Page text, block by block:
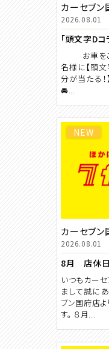
カーセブン
2026.08.01
お車をご
名様に【頭
分が当たる
🚘...
NEW
カーセブン
2026.08.01
8月 店休日
いつもカー
まして誠に
ブン国府店
す。 ８月...